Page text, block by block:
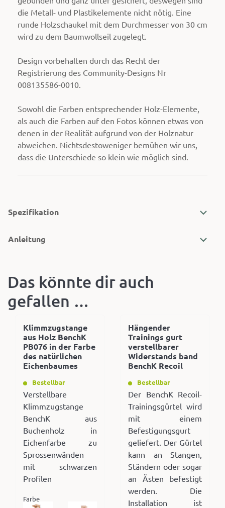
die Metall- und Plastikelemente nicht nötig. Eine
runde Holzschaukel mit dem Durchmesser von 30 cm
wird zu dem Baumwollseil zugelegt.
Design vorbehalten durch das Recht der
Registrierung des Community-Designs Nr
008135586-0010.
Sowohl die Farben entsprechender Holz-Elemente,
als auch die Farben auf den Fotos können etwas von
denen in der Realität aufgrund von der Holznatur
abweichen. Nichtsdestoweniger bemühen wir uns,
dass die Unterschiede so klein wie möglich sind.
Spezifikation
Anleitung
Das könnte dir auch
gefallen …
Klimmzugstange
aus Holz BenchK
PB076 in der Farbe
des natürlichen
Eichenbaumes
Bestellbar
Verstellbare
Klimmzugstange
BenchK aus
Buchenholz in
Eichenfarbe zu
Sprossenwänden
mit schwarzen
Profilen
Farbe
Hängender
Trainings gurt
verstellbarer
Widerstands band
BenchK Recoil
Bestellbar
Der BenchK Recoil-
Trainingsgürtel wird
mit einem
Befestigungsgurt
geliefert. Der Gürtel
kann an Stangen,
Ständern oder sogar
an Ästen befestigt
werden. Die
Installation ist